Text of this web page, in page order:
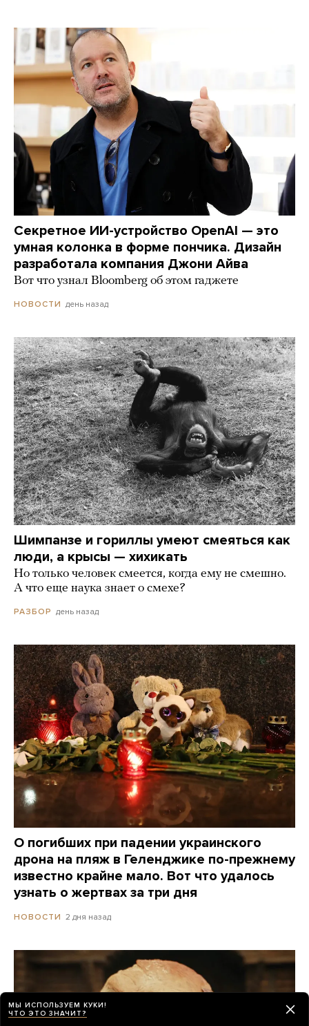
Секретное ИИ-устройство OpenAI — это
умная колонка в форме пончика. Дизайн
разработала компания Джони Айва
Вот что узнал Bloomberg об этом гаджете
НОВОСТИ день назад
Шимпанзе и гориллы умеют смеяться как
люди, а крысы — хихикать
Но только человек смеется, когда ему не смешно.
А что еще наука знает о смехе?
РАЗБОР день назад
О погибших при падении украинского
дрона на пляж в Геленджике по-прежнему
известно крайне мало. Вот что удалось
узнать о жертвах за три дня
НОВОСТИ 2 дня назад
МЫ ИСПОЛЬЗУЕМ КУКИ!
ЧТО ЭТО ЗНАЧИТ?